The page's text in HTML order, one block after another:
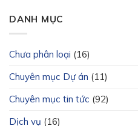
DANH MỤC
Chưa phân loại (16)
Chuyên mục Dự án (11)
Chuyên mục tin tức (92)
Dịch vụ (16)